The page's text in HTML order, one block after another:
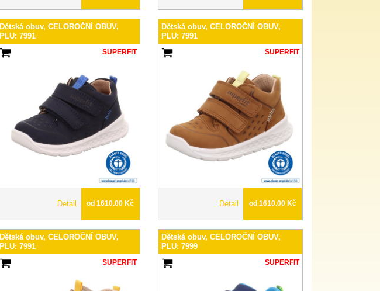
Dětská obuv, CELOROČNÍ OBUV,
PLU: 7991
SUPERFIT
Detail od 1610.00 Kč
Dětská obuv, CELOROČNÍ OBUV,
PLU: 7991
SUPERFIT
Detail od 1610.00 Kč
Dětská obuv, CELOROČNÍ OBUV,
PLU: 7991
SUPERFIT
Dětská obuv, CELOROČNÍ OBUV,
PLU: 7999
SUPERFIT